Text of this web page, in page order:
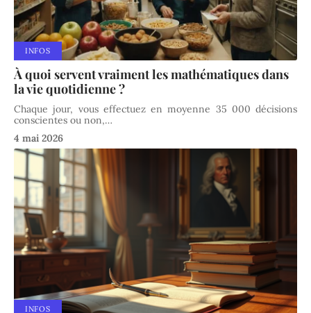
INFOS
À quoi servent vraiment les mathématiques dans
la vie quotidienne ?
Chaque jour, vous effectuez en moyenne 35 000 décisions
conscientes ou non,…
4 mai 2026
INFOS